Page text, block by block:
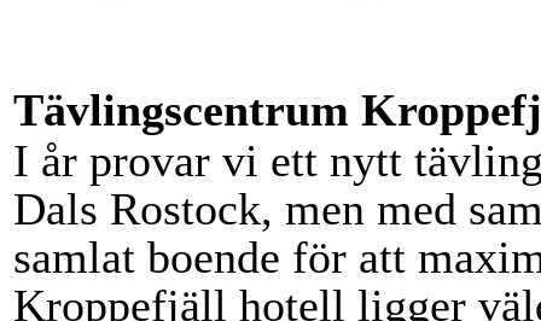
Tävlingscentrum
I år provar vi ett nytt
Dals Rostock, men med
samlat boende för att
Kroppefjäll hotell ligger